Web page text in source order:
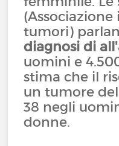
tumori)
diagnosi di
uomini e
stima che il
un tumore del
38 negli
donne.